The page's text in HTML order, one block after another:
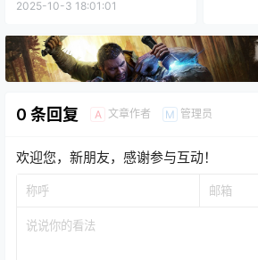
2025-10-3 18:01:01
0 条回复 A 文章作者 M 管理员
欢迎您，新朋友，感谢参与互动！